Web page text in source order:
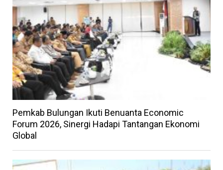
Pemkab Bulungan Ikuti Benuanta Economic
Forum 2026, Sinergi Hadapi Tantangan Ekonomi
Global